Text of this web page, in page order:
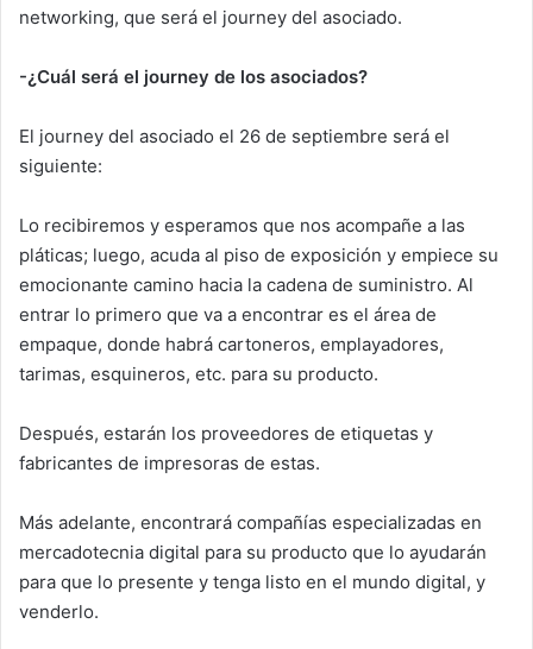
networking, que será el journey del asociado.
-¿Cuál será el journey de los asociados?
El journey del asociado el 26 de septiembre será el
siguiente:
Lo recibiremos y esperamos que nos acompañe a las
pláticas; luego, acuda al piso de exposición y empiece su
emocionante camino hacia la cadena de suministro. Al
entrar lo primero que va a encontrar es el área de
empaque, donde habrá cartoneros, emplayadores,
tarimas, esquineros, etc. para su producto.
Después, estarán los proveedores de etiquetas y
fabricantes de impresoras de estas.
Más adelante, encontrará compañías especializadas en
mercadotecnia digital para su producto que lo ayudarán
para que lo presente y tenga listo en el mundo digital, y
venderlo.